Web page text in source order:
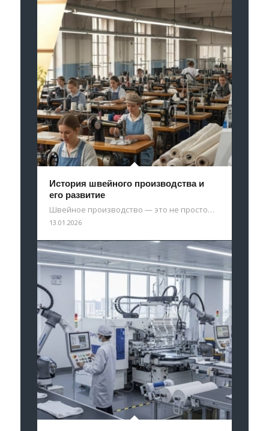
История швейного производства и
его развитие
Швейное производство — это не просто…
13.01.2026